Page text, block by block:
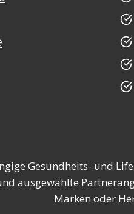
Gesundheits- und
ausgewählte
Marken oder